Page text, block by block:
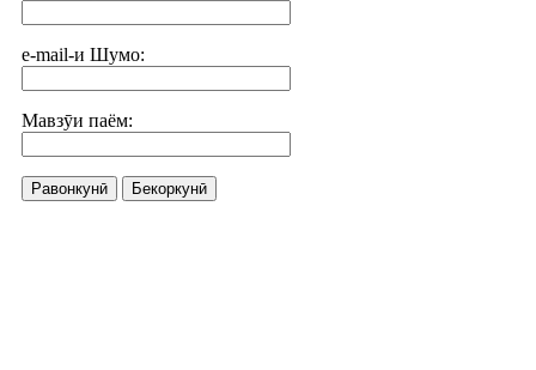
e-mail-и Шумо:
Мавзӯи паём:
Равонкунӣ Бекоркунӣ